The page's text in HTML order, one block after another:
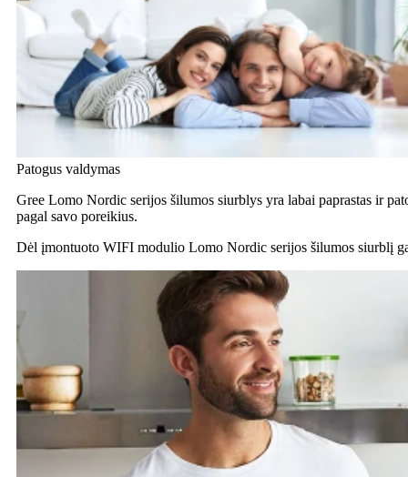
Patogus valdymas
Gree Lomo Nordic serijos šilumos siurblys yra labai paprastas ir
pagal savo poreikius.
Dėl įmontuoto WIFI modulio Lomo Nordic serijos šilumos siurblį